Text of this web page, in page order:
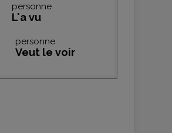
personne
L'a vu
personne
Veut le voir